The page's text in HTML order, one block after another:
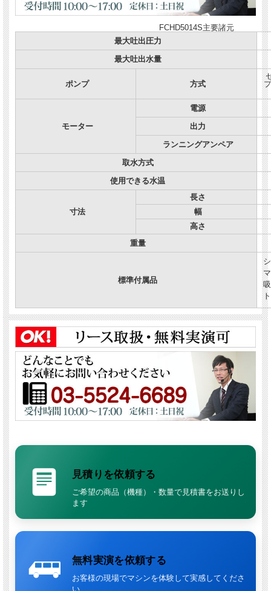
FCHD5014S主要諸元
最大吐出圧力
最大吐出水量
ポンプ 方式
モーター
電源
出力
ランニングアンペア
取水方式
使用できる水温
寸法
長さ
幅
高さ
重量
標準付属品
見積りを依頼する
ご希望の商品（機種）・数量で見積書をお送りし
ます
無料実演を依頼する
お客様の現場でマシンを体験して実感してくださ
い